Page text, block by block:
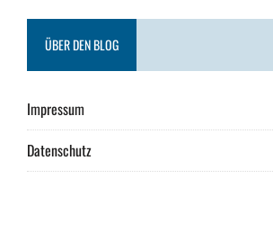
ÜBER DEN BLOG
Impressum
Datenschutz